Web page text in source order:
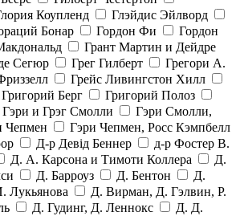
Коупленд
Глэйдис Эйлворд
Бонар Гордон Фи
Гордон
Грант Мартин и Дейдре
Сегюр Грег Гилберт
Грегори А.
Грейс Ливингстон Хилл
Григорий Берг
Григорий Полоз
Гэри и Грэг Смолли
Гэри Смолли,
Чепмен
Гэри Чепмен, Росс Кэмпбелл
Д-р Девід Беннер
д-р Фостер В.
Д. А. Карсона и Тимоти Коллера
Д.
Д. Барроуз Д. Бентон
Д.
Лукьянова
Д. Вирман, Д. Гэлвин, Р.
Д. Гудинг, Д. Леннокс
Д. Д.